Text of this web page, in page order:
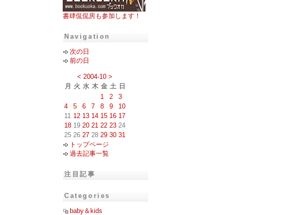
書肆侃侃房も参加します！
Navigation
次の日
前の日
< 2004-10 >
月
火 水 木 金 土 日
1
2
3
4
5 6 7 8 9
10
11 12 13 14 15 16 17
18 19 20 21 22 23 24
25 26 27 28 29 30 31
トップページ
過去記事一覧
注目記事
Categories
baby＆kids